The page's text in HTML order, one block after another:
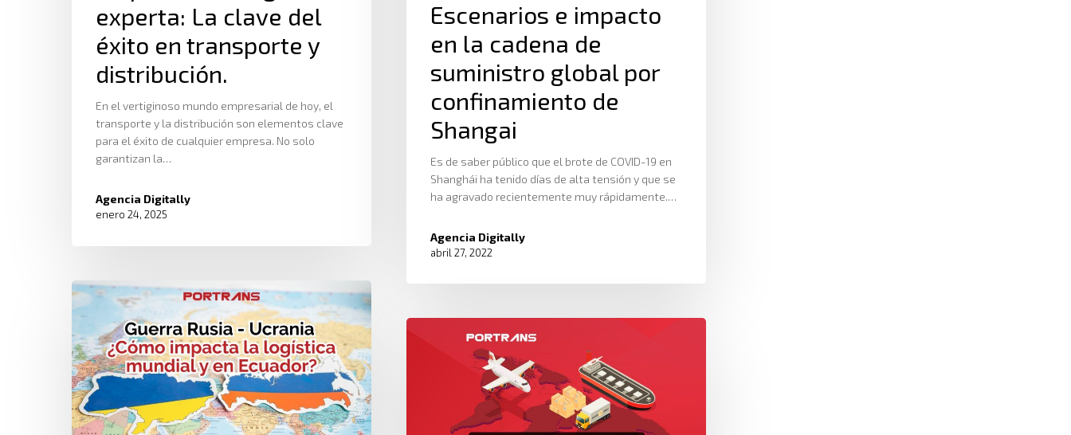
experta: La clave del
éxito en transporte y
distribución.
En el vertiginoso mundo empresarial de hoy, el
transporte y la distribución son elementos clave
para el éxito de cualquier empresa. No solo
garantizan la…
Agencia Digitally
enero 24, 2025
Escenarios e impacto
en la cadena de
suministro global por
confinamiento de
Shangai
Es de saber público que el brote de COVID-19 en
Shanghái ha tenido días de alta tensión y que se
ha agravado recientemente muy rápidamente.…
Agencia Digitally
abril 27, 2022